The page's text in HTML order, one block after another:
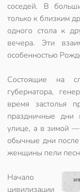
соседей. В
только к близким
одного стола к
вечера. Эти
особенностью
Состоящие на
губернатора,
время застолья
праздничные
улице, а в зимой
обычные дни
женщины пели
Начало
цивилизации